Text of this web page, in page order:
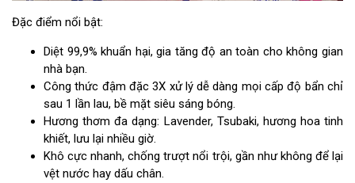
Đặc điểm nổi bật:
Diệt 99,9% khuẩn hại, gia tăng độ an toàn cho không gian
nhà bạn.
Công thức đậm đặc 3X xử lý dễ dàng mọi cấp độ bẩn chỉ
sau 1 lần lau, bề mặt siêu sáng bóng.
Hương thơm đa dạng: Lavender, Tsubaki, hương hoa tinh
khiết, lưu lại nhiều giờ.
Khô cực nhanh, chống trượt nổi trội, gần như không để lại
vệt nước hay dấu chân.